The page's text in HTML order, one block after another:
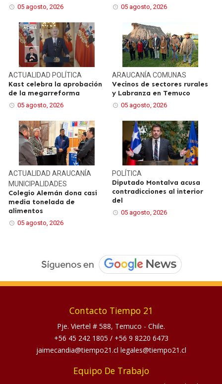
05 agosto, 2026 05 agosto, 2026
ACTUALIDAD POLÍTICA
Kast celebra la aprobación
de la megarreforma
05 agosto, 2026
ARAUCANÍA COMUNAS
Vecinos de sectores rurales
y Labranza en Temuco
05 agosto, 2026
ACTUALIDADARAUCANÍA
MUNICIPALIDADES
Colegio Alemán dona casi
media tonelada de
alimentos
05 agosto, 2026
POLÍTICA
Diputado Montalva acusa
contradicciones al interior
del
05 agosto, 2026
Contacto Tiempo 21
Pje. Viertel # 588, Temuco - Chile.
+56 45 242 1805 / +56 9 8220 6473
jaimecandia@tiempo21.cl legales@tiempo21.cl
Equipo De Trabajo